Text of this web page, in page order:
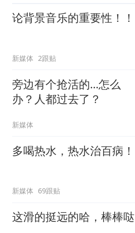
论背景音乐的重要性！！
新媒体 2跟贴
旁边有个抢活的…怎么
办？人都过去了？
新媒体
多喝热水，热水治百病！
新媒体 69跟贴
这滑的挺远的哈，棒棒哒